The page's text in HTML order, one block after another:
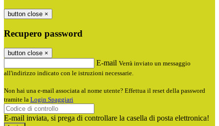
button close ×
Recupero password
button close ×
E-mail Verrà inviato un messaggio
all'indirizzo indicato con le istruzioni necessarie.
Non hai una e-mail associata al nome utente? Effettua il reset della password
tramite la Login Spaggiari
E-mail inviata, si prega di controllare la casella di posta elettronica!